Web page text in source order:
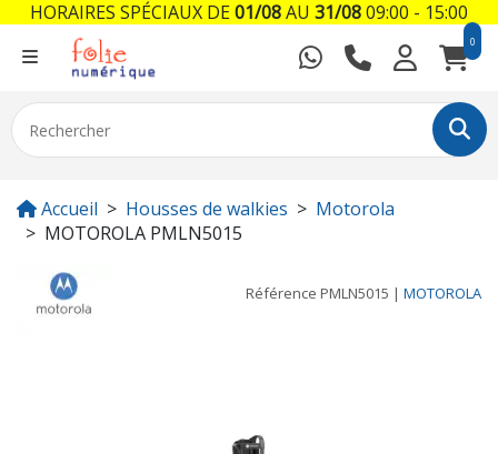
0
Accueil Housses de walkies
Motorola
MOTOROLA PMLN5015
Référence PMLN5015 | MOTOROLA
HORAIRES SPÉCIAUX DE01/08AU 31/0809:00 - 15:00